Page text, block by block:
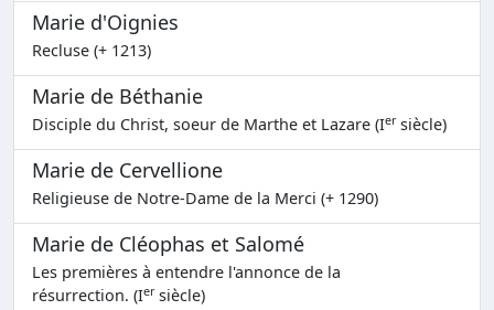
Marie d'Oignies
Recluse (+ 1213)
Marie de Béthanie
Disciple du Christ, soeur de Marthe et Lazare (Iersiècle)
Marie de Cervellione
Religieuse de Notre-Dame de la Merci (+ 1290)
Marie de Cléophas et Salomé
Les premières à entendre l'annonce de la
résurrection. (Iersiècle)